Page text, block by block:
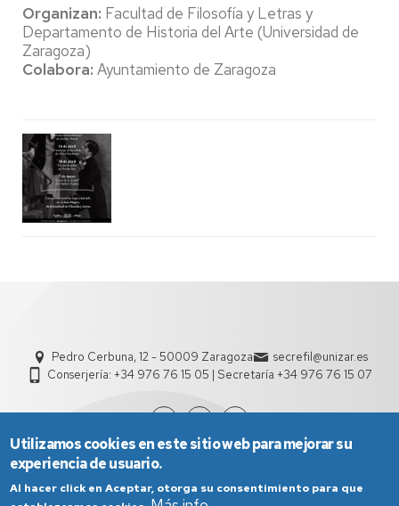
Organizan: Facultad de Filosofía y Letras y
Departamento de Historia del Arte (Universidad de
Zaragoza)
Colabora: Ayuntamiento de Zaragoza
Pedro Cerbuna, 12 - 50009 Zaragoza
secrefil@unizar.es
Conserjería: +34 976 76 15 05 | Secretaría +34 976 76 15 07
Utilizamos cookies en este sitio web para mejorar su
experiencia de usuario.
Al hacer click en Aceptar, otorga su consentimiento para que